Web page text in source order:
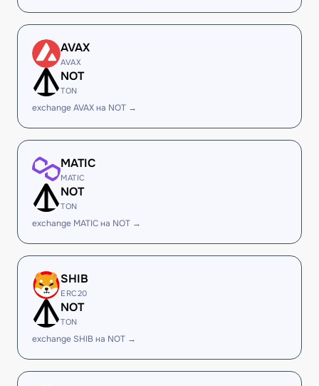
AVAX
AVAX
NOT
TON
exchange AVAX на NOT →
MATIC
MATIC
NOT
TON
exchange MATIC на NOT →
SHIB
ERC20
NOT
TON
exchange SHIB на NOT →